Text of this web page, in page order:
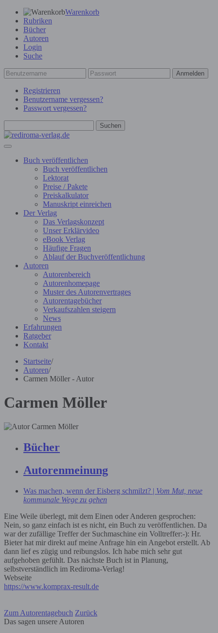
Warenkorb
Rubriken
Bücher
Autoren
Login
Suche
Anmelden
Registrieren
Benutzername vergessen?
Passwort vergessen?
Suchen
Buch veröffentlichen
Buch veröffentlichen
Lektorat
Preise / Pakete
Preiskalkulator
Manuskript einreichen
Der Verlag
Das Verlagskonzept
Unser Erklärvideo
eBook Verlag
Häufige Fragen
Ablauf der Buchveröffentlichung
Autoren
Autorenbereich
Autorenhomepage
Muster des Autorenvertrages
Autorentagebücher
Verkaufszahlen steigern
News
Erfahrungen
Ratgeber
Kontakt
Startseite/
Autoren/
Carmen Möller - Autor
Carmen Möller
Bücher
Autorenmeinung
Was machen, wenn der Eisberg schmilzt? | Vom Mut, neue
kommunale Wege zu gehen
Eine Weile überlegt, mit dem Einen oder Anderen gesprochen:
Nein, so ganz einfach ist es nicht, ein Buch zu veröffentlichen. Da
war der zufällige Treffer der Suchmaschine ein Volltreffer:-): Hr.
Bieter hat mir direkt auf meine Anfrage hin ein Angebot erstellt. Ab
dann lief es zügig und reibungslos. Ich habe mich sehr gut
aufgehoben gefühlt. Das nächste Buch ist in Planung,
selbstverständlich im Rediroma-Verlag!
Webseite
https://www.komprax-result.de
Zum Autorentagebuch Zurück
Das sagen unsere Autoren